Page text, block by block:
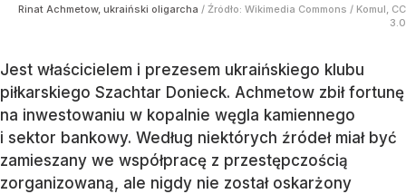
Rinat Achmetow, ukraiński oligarcha / Źródło: Wikimedia Commons / Komul, CC
3.0
Jest właścicielem i prezesem ukraińskiego klubu
piłkarskiego Szachtar Donieck. Achmetow zbił fortunę
na inwestowaniu w kopalnie węgla kamiennego
i sektor bankowy. Według niektórych źródeł miał być
zamieszany we współpracę z przestępczością
zorganizowaną, ale nigdy nie został oskarżony